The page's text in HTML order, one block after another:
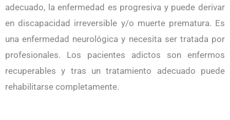
adecuado, la enfermedad es progresiva y puede derivar
en discapacidad irreversible y/o muerte prematura. Es
una enfermedad neurológica y necesita ser tratada por
profesionales. Los pacientes adictos son enfermos
recuperables y tras un tratamiento adecuado puede
rehabilitarse completamente.